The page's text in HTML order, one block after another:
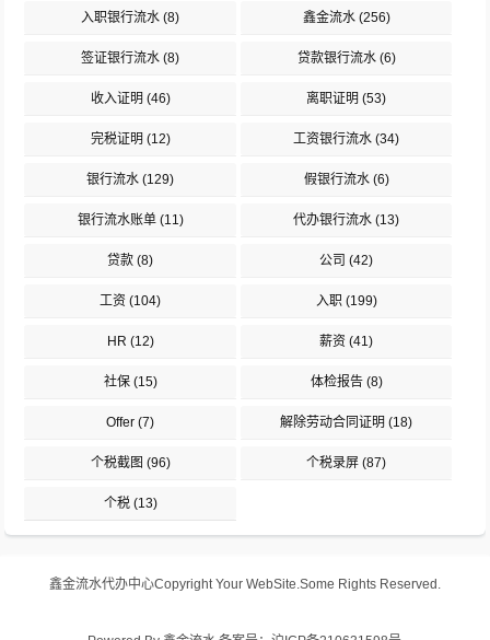
入职银行流水 (8) 鑫金流水(256)
签证银行流水 (8) 贷款银行流水(6)
收入证明 (46) 离职证明 (53)
完税证明 (12) 工资银行流水 (34)
银行流水 (129) 假银行流水(6)
银行流水账单(11) 代办银行流水 (13)
贷款 (8) 公司 (42)
工资 (104) 入职 (199)
HR (12) 薪资 (41)
社保(15) 体检报告(8)
Offer (7) 解除劳动合同证明 (18)
个税截图 (96) 个税录屏 (87)
个税(13)
鑫金流水代办中心Copyright Your WebSite.Some Rights Reserved.